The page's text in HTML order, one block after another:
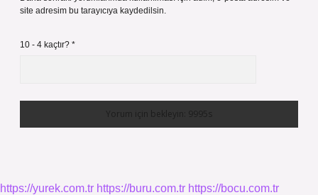
site adresim bu tarayıcıya kaydedilsin.
10 - 4 kaçtır? *
https://yurek.com.tr https://buru.com.tr https://bocu.com.tr